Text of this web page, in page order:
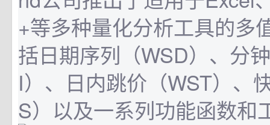
+等多种量化分析工具的多
括日期序列（WSD）、分
I）、日内跳价（WST）、
S）以及一系列功能函数和